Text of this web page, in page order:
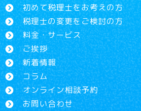
初めて税理士をお考えの方
税理士の変更をご検討の方
料金・サービス
ご挨拶
新着情報
コラム
オンライン相談予約
お問い合わせ